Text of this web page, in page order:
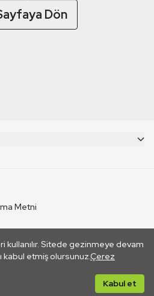
Dön
kullanılır. Sitede gezinmeye devam
kabul etmiş olursunuz.Çerez
Kabul et
Metni
Bağlantı yoluyla gidilen dış